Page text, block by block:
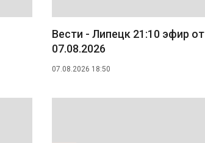
Вести - Липецк 21:10 эфир от
07.08.2026
07.08.2026 18:50